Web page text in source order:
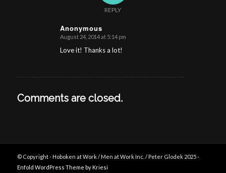
REPLY
Anonymous
says:
August 24, 2014 at 5:14 pm
Love it! Thanks a lot!
Comments are closed.
© Copyright - Hoboken at Work / Men at Work Inc. / Peter Glodek 2025 -
Enfold WordPress Theme by Kriesi